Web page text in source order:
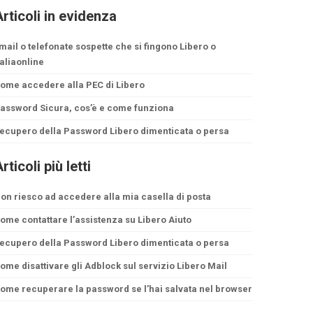
in evidenza
o telefonate sospette che si fingono Libero o
accedere alla PEC di Libero
Sicura, cos’è e come funziona
della Password Libero dimenticata o persa
più letti
riesco ad accedere alla mia casella di posta
contattare l’assistenza su Libero Aiuto
della Password Libero dimenticata o persa
disattivare gli Adblock sul servizio Libero Mail
recuperare la password se l’hai salvata nel browser